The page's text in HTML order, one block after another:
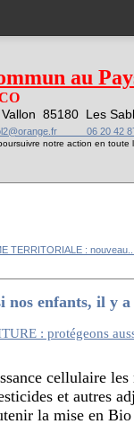
au
85180 Les
06 20 42
notre action en toute
TERRITORIALE : nouveau...
nos enfants, il y
cellulaire
et autres
la mise en